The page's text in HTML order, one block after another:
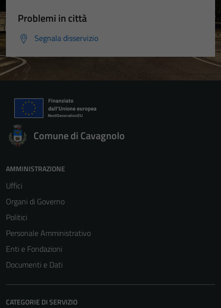
Problemi in città
Segnala disservizio
Comune di Cavagnolo
AMMINISTRAZIONE
Uffici
Organi di Governo
Politici
Personale Amministrativo
Enti e Fondazioni
Documenti e Dati
CATEGORIE DI SERVIZIO